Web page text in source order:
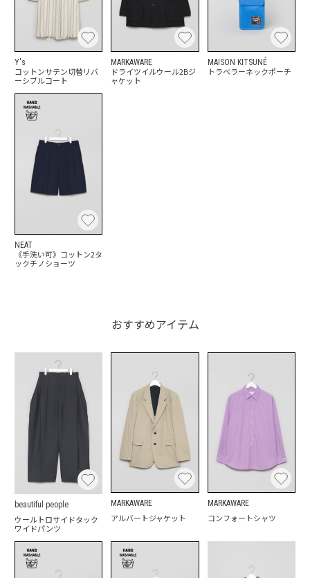
Y's
コットンサテン切替リバ
ーシブルコート
MARKAWARE
ドライツイルウール2Bジ
ャケット
MAISON KITSUNÉ
トラベラーネックポーチ
NEAT
《手洗い可》コットン2タ
ックチノショーツ
おすすめアイテム
beautiful people
ウールトロサイドタック
ワイドパンツ
MARKAWARE
アルバートジャケット
MARKAWARE
コンフォートシャツ